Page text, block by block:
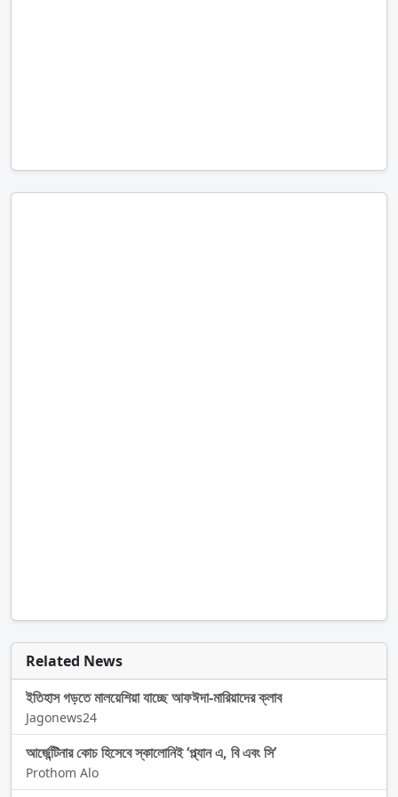
Related News
ইতিহাস গড়তে মালয়েশিয়া যাচ্ছে আফঈদা-মারিয়াদের ক্লাব
Jagonews24
আর্জেন্টিনার কোচ হিসেবে স্কালোনিই ‘প্ল্যান এ, বি এবং সি’
Prothom Alo